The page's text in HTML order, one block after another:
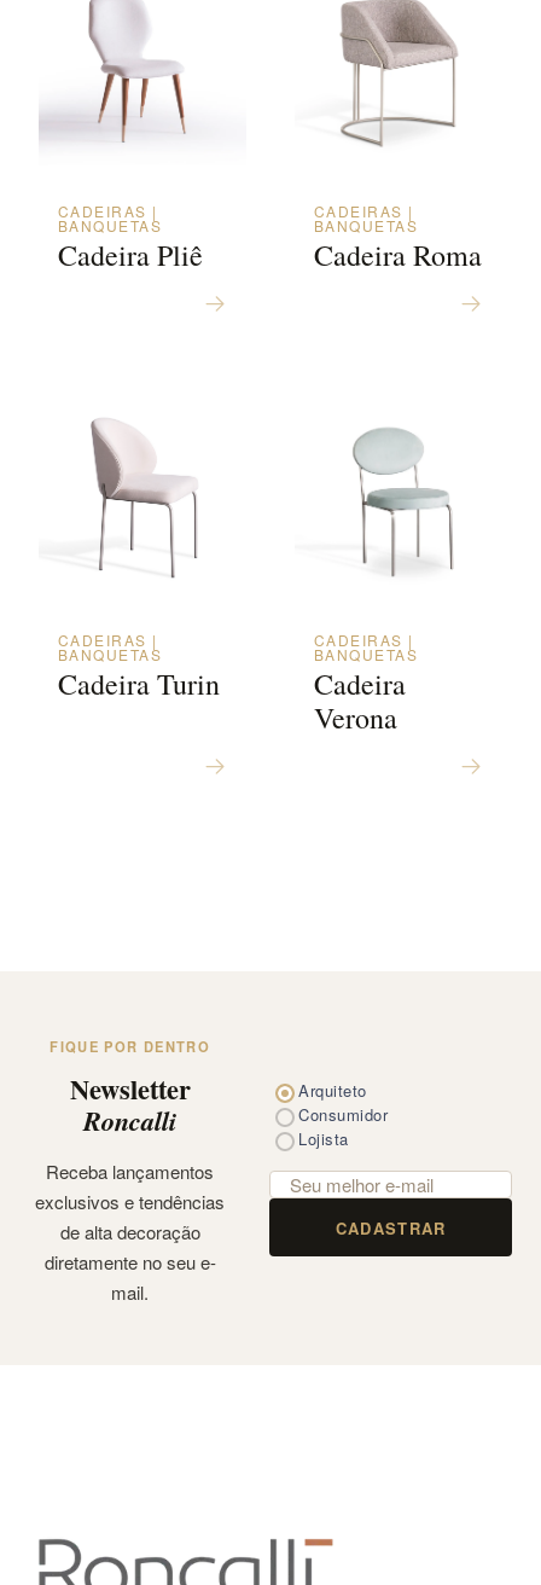
CADEIRAS |
BANQUETAS
Cadeira Pliê
CADEIRAS |
BANQUETAS
Cadeira Roma
CADEIRAS |
BANQUETAS
Cadeira Turin
CADEIRAS |
BANQUETAS
Cadeira
Verona
FIQUE POR DENTRO
Newsletter
Roncalli
Receba lançamentos
exclusivos e tendências
de alta decoração
diretamente no seu e-
mail.
Arquiteto
Consumidor
Lojista
CADASTRAR